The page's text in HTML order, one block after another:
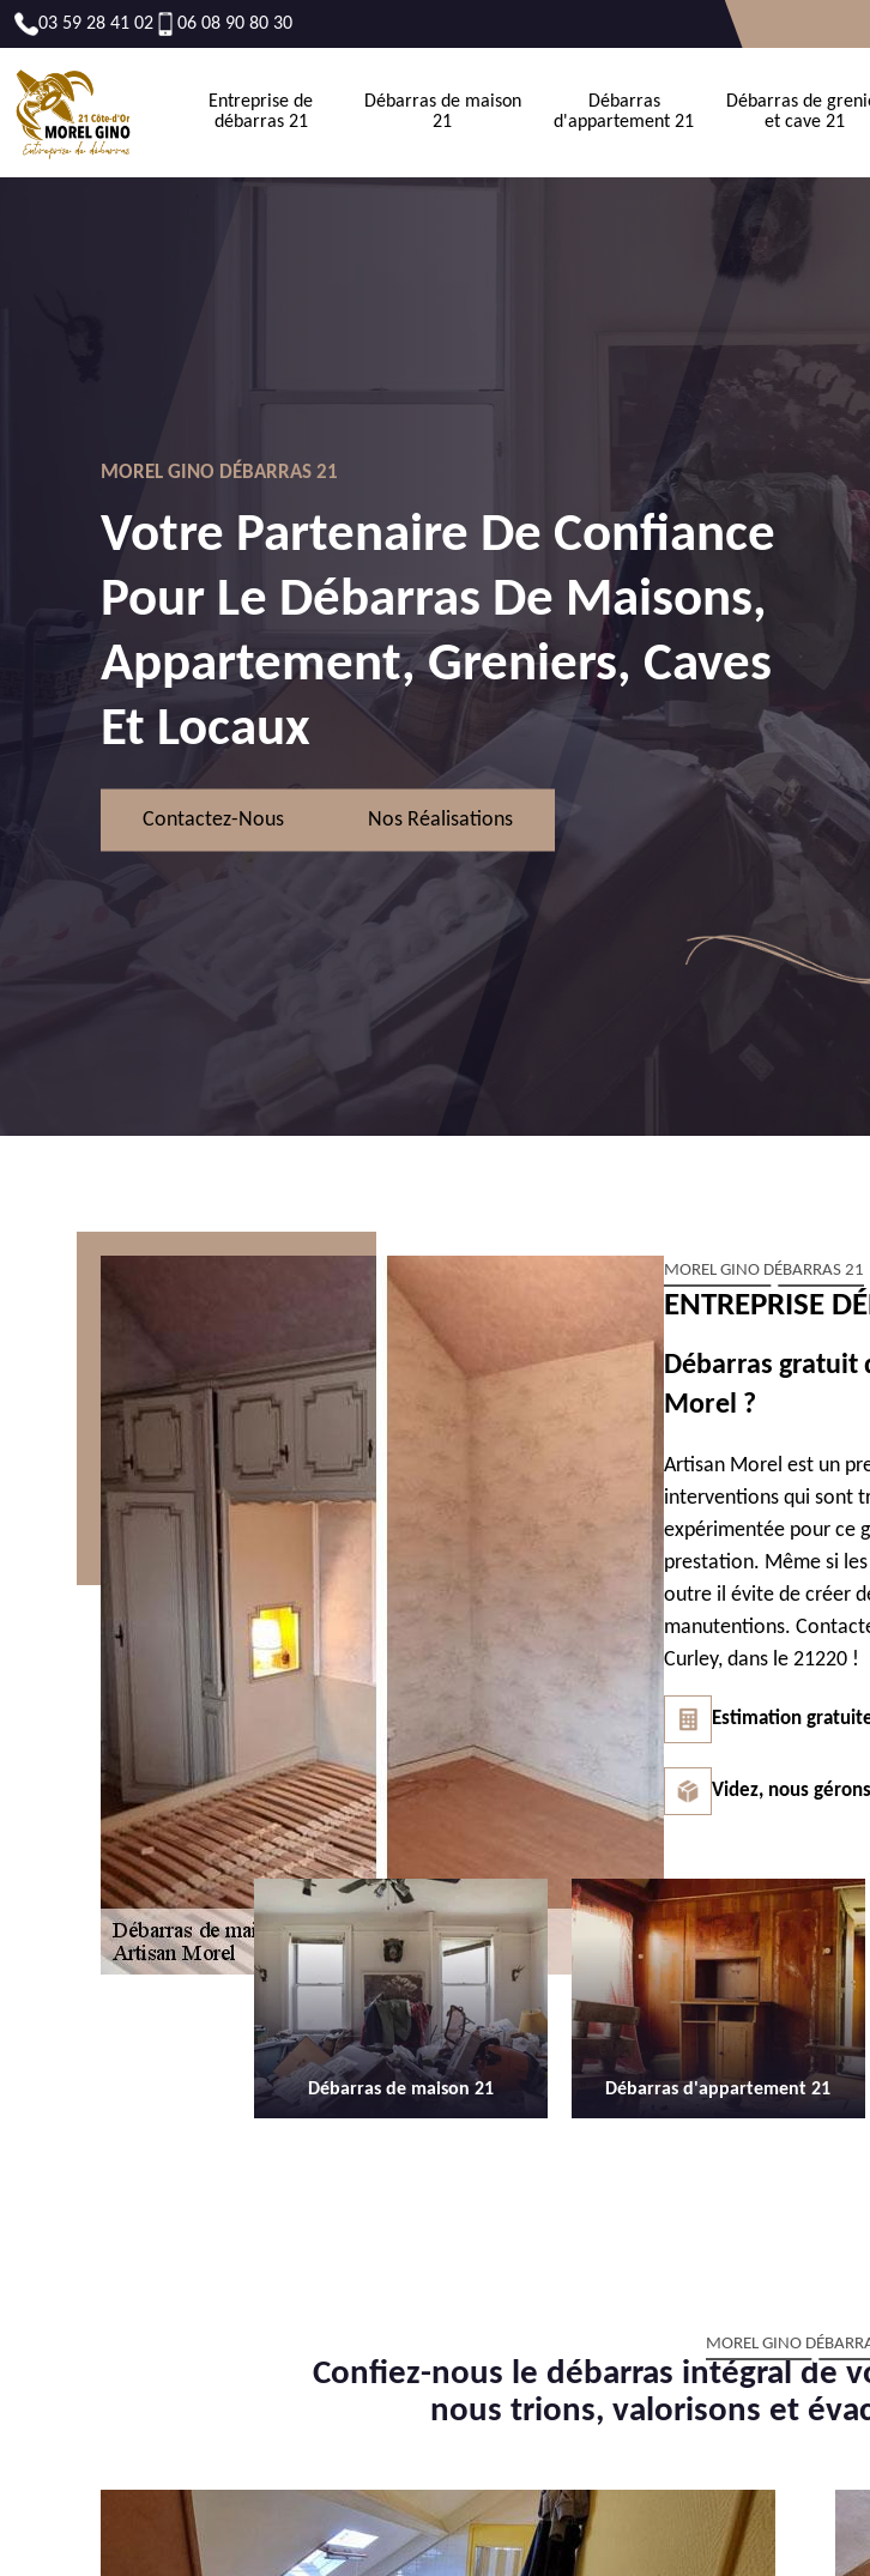
03 59 28 41 02 06 08 90 80 30
Entreprise de
débarras 21
Débarras de maison
21
Débarras
d'appartement 21
Débarras de
et cave 21
MOREL GINO DÉBARRAS 21
Votre Partenaire De Confiance
Pour Le Débarras De Maisons,
Appartement, Greniers, Caves
Et Locaux
Contactez-Nous Nos Réalisations
MOREL GINO DÉBARRAS 21
ENTREPRISE
Débarras gratuit
Morel ?
Artisan Morel est un
interventions qui sont
expérimentée pour ce
prestation. Même si
outre il évite de créer
manutentions.
Curley, dans le 21220 !
Estimation
Videz, nous
Débarras d'appartement 21 Débarras de grenier et cave 21
MOREL GINO
Confiez-nous le débarras intégral de
nous trions, valorisons et